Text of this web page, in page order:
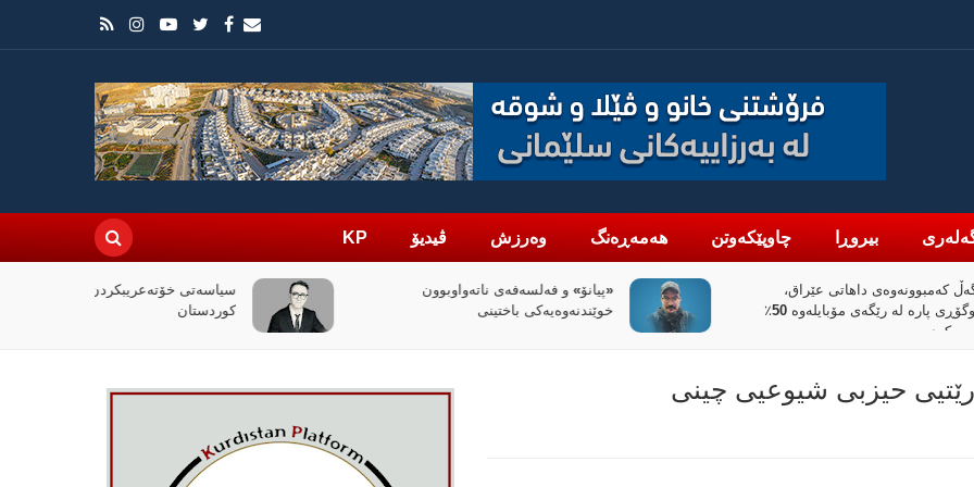
بیروڕا چاوپێکەوتن هەمەڕەنگ وەرزش ڤیدیۆ KP
عێراق،
ئاڵوگۆڕی پارە لە رێگەی مۆبایلەوە 50٪
«پیانۆ» و فەلسەفەی ناتەواوبوون
خوێندنەوەیەکی باختینی
سیاسەتی خۆتەعریبکردن لە باشووری
کوردستان
حیزبی شیوعیی چینی